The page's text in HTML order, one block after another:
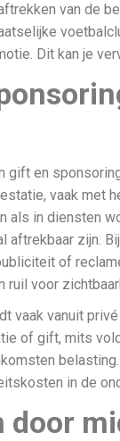
van de
Dit kan je
gift en
vaak met
als in diensten
aftrekbaar zijn.
of
ruil voor
vaak vanuit
of gift, mits
in de
door